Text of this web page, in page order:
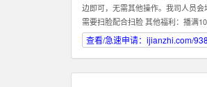
边即可，无需其他操作。我司人员
需要扫脸配合扫脸 其他福利：播满
查看/急速申请：ijianzhi.com/